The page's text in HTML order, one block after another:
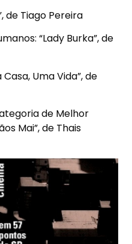
de Tiago Pereira
“Lady Burka”, de
Uma Vida”, de
de Melhor
Mai”, de Thais